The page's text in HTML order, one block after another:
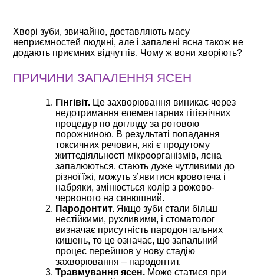
Хворі зуби, звичайно, доставляють масу
неприємностей людині, але і запалені ясна також не
додають приємних відчуттів. Чому ж вони хворіють?
ПРИЧИНИ ЗАПАЛЕННЯ ЯСЕН
Гінгівіт. Це захворювання виникає через
недотримання елементарних гігієнічних
процедур по догляду за ротовою
порожниною. В результаті попадання
токсичних речовин, які є продутому
життєдіяльності мікроорганізмів, ясна
запалюються, стають дуже чутливими до
різної їжі, можуть з’явитися кровотеча і
набряки, змінюється колір з рожево-
червоного на синюшний.
Пародонтит. Якщо зуби стали більш
нестійкими, рухливими, і стоматолог
визначає присутність пародонтальних
кишень, то це означає, що запальний
процес перейшов у нову стадію
захворювання – пародонтит.
Травмування ясен. Може статися при